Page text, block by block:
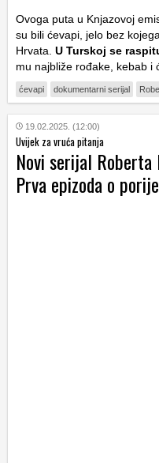
Ovoga puta u Knjazovoj
su bili ćevapi, jelo bez
Hrvata. U Turskoj se
mu najbliže rođake, kebab i
ćevapi dokumentarni serijal
19.02.2025. (12:00)
Uvijek za vruća pitanja
Novi serijal Roberta
Prva epizoda o